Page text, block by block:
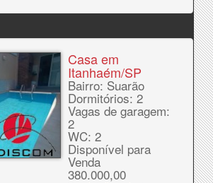
Casa em
Itanhaém/SP
Bairro: Suarão
Dormitórios: 2
Vagas de garagem:
2
WC: 2
Disponível para
Venda
380.000,00